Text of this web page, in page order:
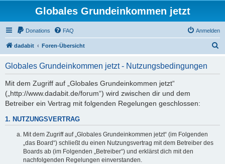
Globales Grundeinkommen jetzt
Donations FAQ Anmelden
dadabit Foren-Übersicht
Globales Grundeinkommen jetzt - Nutzungsbedingungen
Mit dem Zugriff auf „Globales Grundeinkommen jetzt“
(„http://www.dadabit.de/forum“) wird zwischen dir und dem
Betreiber ein Vertrag mit folgenden Regelungen geschlossen:
1. NUTZUNGSVERTRAG
Mit dem Zugriff auf „Globales Grundeinkommen jetzt“ (im Folgenden
„das Board“) schließt du einen Nutzungsvertrag mit dem Betreiber des
Boards ab (im Folgenden „Betreiber“) und erklärst dich mit den
nachfolgenden Regelungen einverstanden.